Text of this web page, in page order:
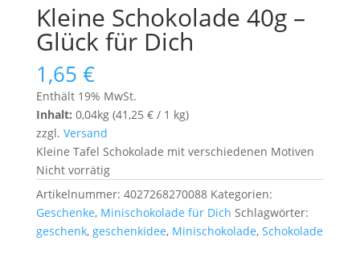
Kleine Schokolade 40g –
Glück für Dich
1,65 €
Enthält 19% MwSt.
Inhalt: 0,04kg (41,25 €/ 1 kg)
zzgl. Versand
Kleine Tafel Schokolade mit verschiedenen Motiven
Nicht vorrätig
Artikelnummer: 4027268270088 Kategorien:
Geschenke, Minischokolade für Dich Schlagwörter:
geschenk, geschenkidee, Minischokolade, Schokolade